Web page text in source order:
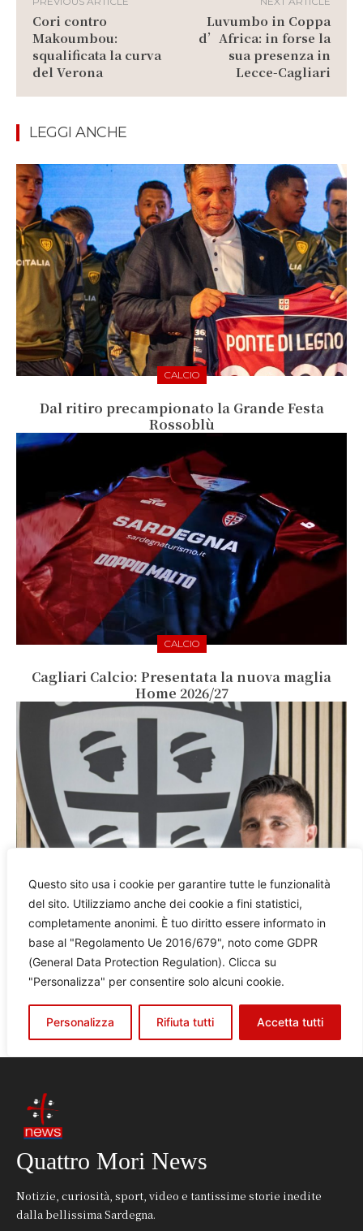
Quattro Mori News
Notizie, curiosità, sport, video e tantissime storie inedite
dalla bellissima Sardegna.